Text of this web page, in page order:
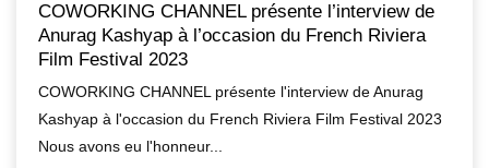
COWORKING CHANNEL présente l’interview de
Anurag Kashyap à l’occasion du French Riviera
Film Festival 2023
COWORKING CHANNEL présente l'interview de Anurag
Kashyap à l'occasion du French Riviera Film Festival 2023
Nous avons eu l'honneur...